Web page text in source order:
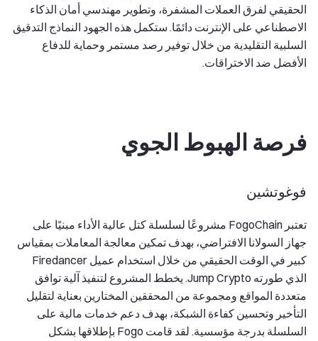
الحقيقي لفرق العملات المشفرة، وتطوير مهندسي أمان الذكاء
الاصطناعي على الإنترنت دائمًا. ستكمل هذه الجهود النماذج التدقيق
السلبية التقليدية من خلال توفير رصد مستمر وحماية للدفاع
الأفضل ضد الاختراقات.
فرصة الهبوط الجوي
فوغوتشين
تعتبر FogoChain مشروعًا لسلسلة كتل عالية الأداء مبنيًا على
جهاز السولانا الافتراضي، بهدف تمكين معالجة المعاملات بمقياس
كبير في الوقت الحقيقي من خلال استخدام عميل Firedancer
الذي طورته Jump Crypto. يخطط المشروع لتنفيذ آلية توافق
متعددة المواقع ومجموعة من المحققين المختارين بعناية لتقليل
التأخير وتحسين كفاءة الشبكة، بهدف دعم خدمات مالية على
السلسلة بدرجة مؤسسية. لقد قامت Fogo بإطلاقها بشكل